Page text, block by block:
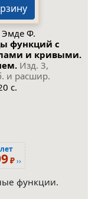
Эмде Ф.
функций с
и кривыми.
Изд. 3,
и расшир.
с.
₽››
функции.